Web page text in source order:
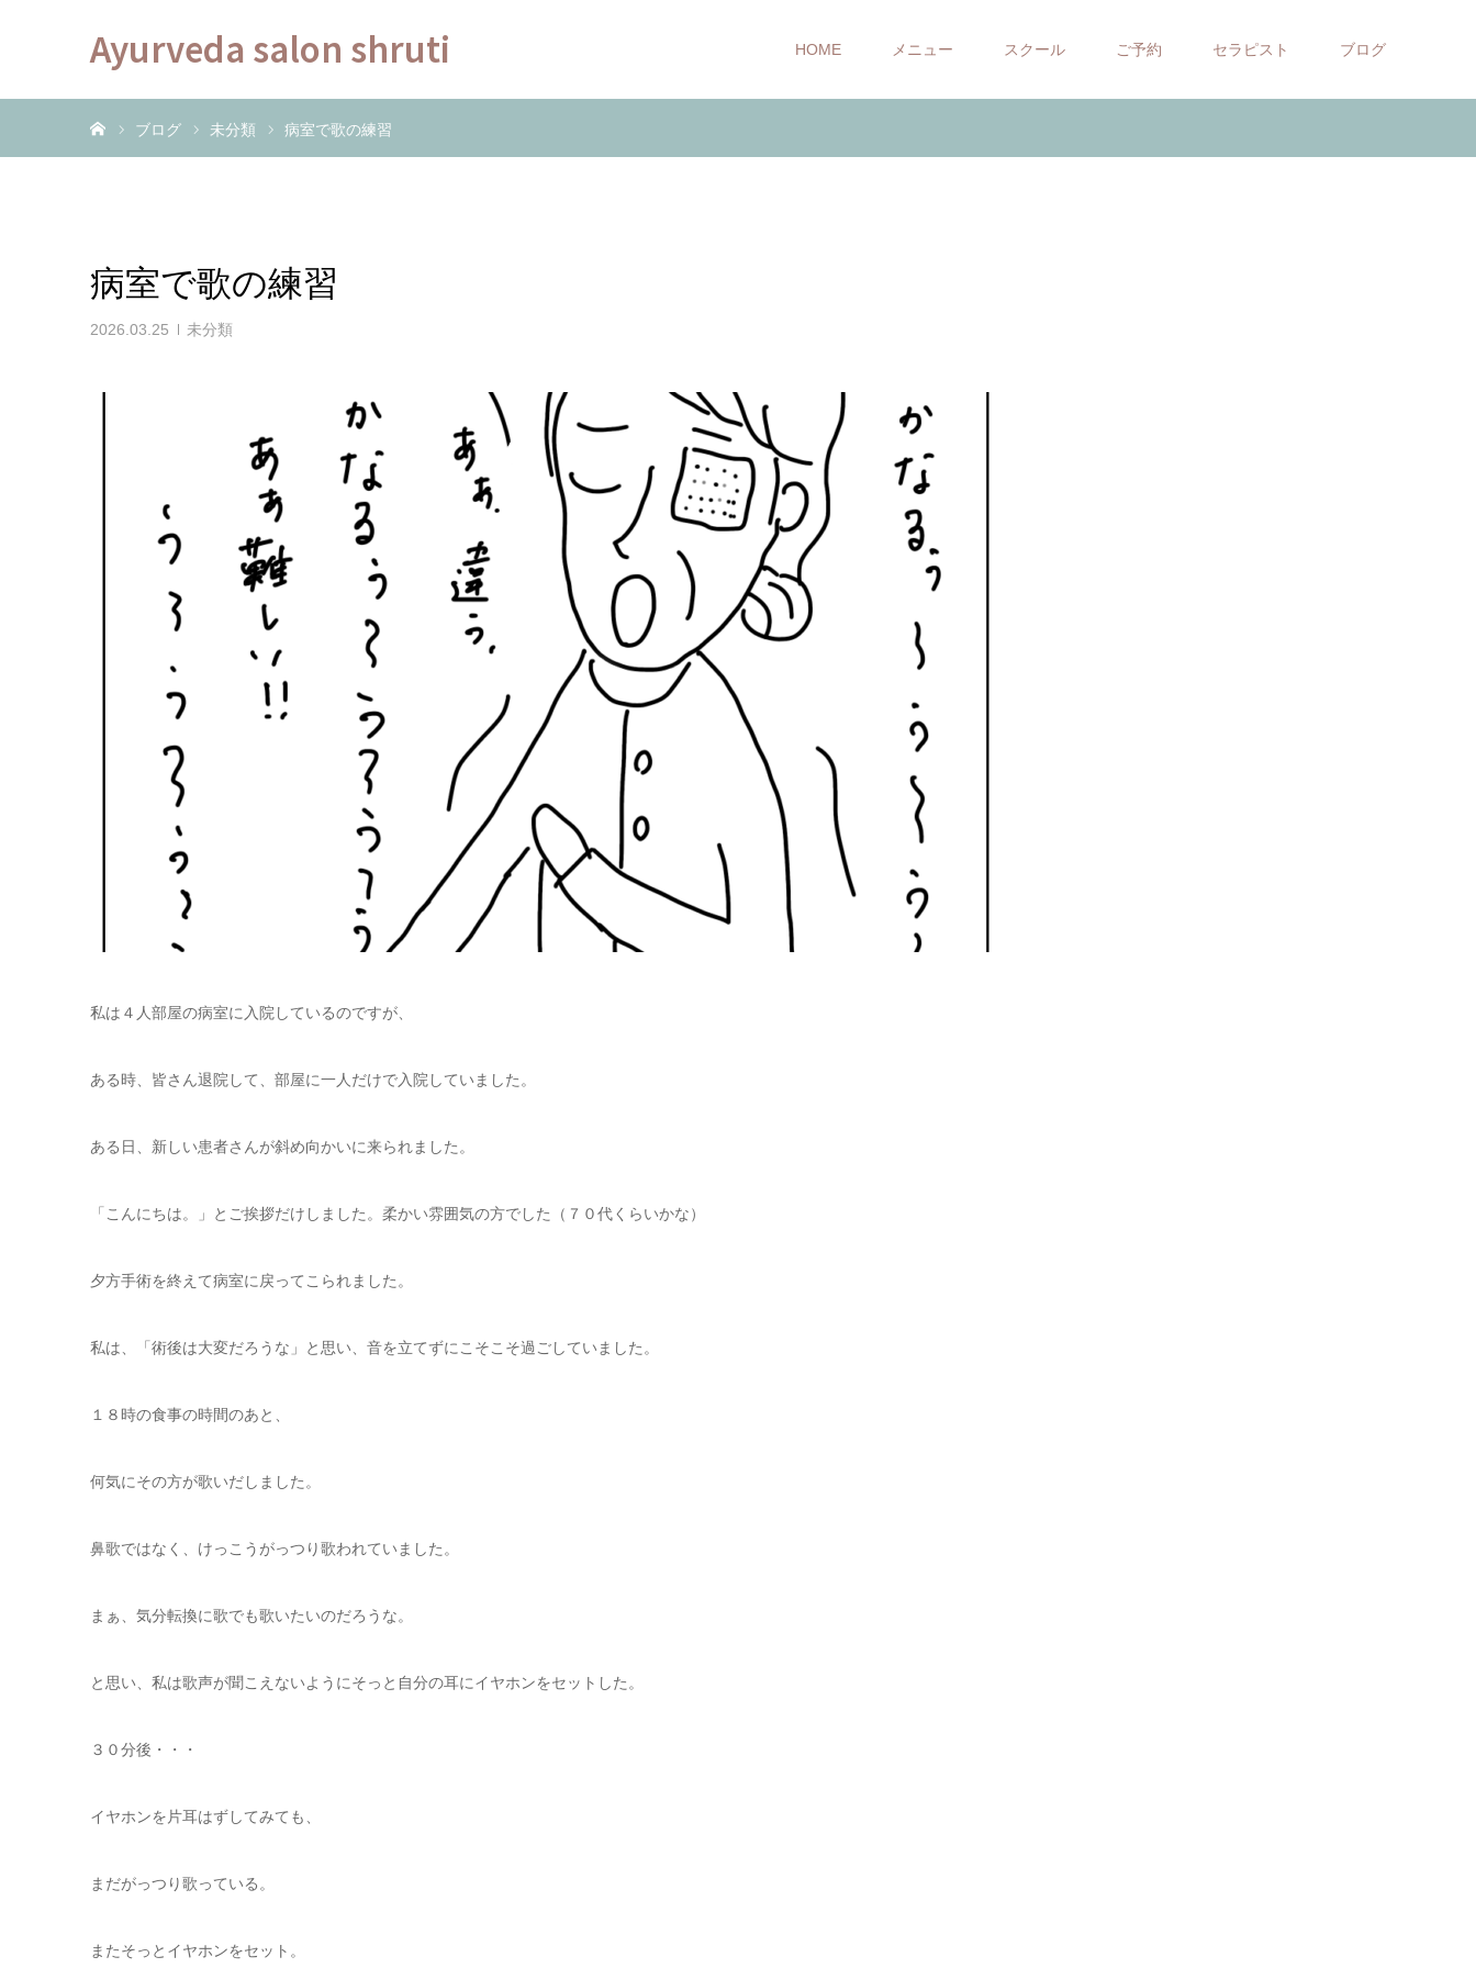
Ayurveda salon shruti HOME メニュー スクール ご予約 セラピスト ブログ
ブログ 未分類 病室で歌の練習
病室で歌の練習
2026.03.25 未分類
私は４人部屋の病室に入院しているのですが、
ある時、皆さん退院して、部屋に一人だけで入院していました。
ある日、新しい患者さんが斜め向かいに来られました。
「こんにちは。」とご挨拶だけしました。柔かい雰囲気の方でした（７０代くらいかな）
夕方手術を終えて病室に戻ってこられました。
私は、「術後は大変だろうな」と思い、音を立てずにこそこそ過ごしていました。
１８時の食事の時間のあと、
何気にその方が歌いだしました。
鼻歌ではなく、けっこうがっつり歌われていました。
まぁ、気分転換に歌でも歌いたいのだろうな。
と思い、私は歌声が聞こえないようにそっと自分の耳にイヤホンをセットした。
３０分後・・・
イヤホンを片耳はずしてみても、
まだがっつり歌っている。
またそっとイヤホンをセット。